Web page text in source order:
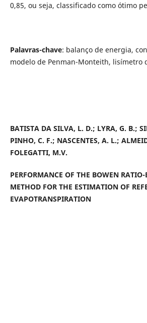
0,85, ou seja, classificado como ótimo
Palavras-chave: balanço de energia,
modelo de Penman-Monteith, lisímetro
BATISTA DA SILVA, L. D.; LYRA, G. B.;
PINHO, C. F.; NASCENTES, A. L.;
FOLEGATTI, M.V.
PERFORMANCE OF THE BOWEN RATIO-
METHOD FOR THE ESTIMATION OF
EVAPOTRANSPIRATION